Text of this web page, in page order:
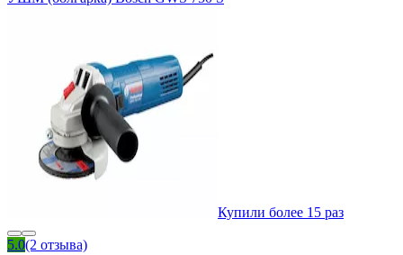
Купили более 15 раз
5.0(2 отзыва)